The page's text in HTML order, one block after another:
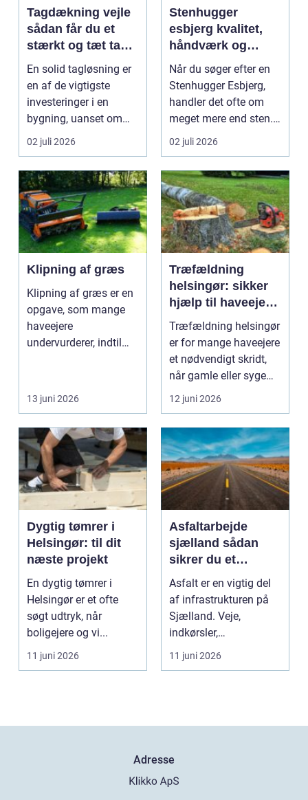
Tagdækning vejle
sådan får du et
stærkt og tæt tag i
mange år
En solid tagløsning er
en af de vigtigste
investeringer i en
bygning, uanset om
der er tale om bolig...
02 juli 2026
Stenhugger
esbjerg kvalitet,
håndværk og
personlige
løsninger
Når du søger efter en
Stenhugger Esbjerg,
handler det ofte om
meget mere end sten.
Det handler om at...
02 juli 2026
Klipning af græs
Klipning af græs er en
opgave, som mange
haveejere
undervurderer, indtil
13 juni 2026
Træfældning
helsingør: sikker
hjælp til haveejere
og virksomheder
Træfældning helsingør
er for mange haveejere
et nødvendigt skridt,
når gamle eller syge
træer skaber...
12 juni 2026
Dygtig tømrer i
Helsingør: til dit
næste projekt
En dygtig tømrer i
Helsingør er et ofte
søgt udtryk, når
boligejere og vi...
11 juni 2026
Asfaltarbejde
sjælland sådan
sikrer du et
holdbart resultat
Asfalt er en vigtig del
af infrastrukturen på
Sjælland. Veje,
indkørsler,
parkeringspladser og
stier...
11 juni 2026
Adresse